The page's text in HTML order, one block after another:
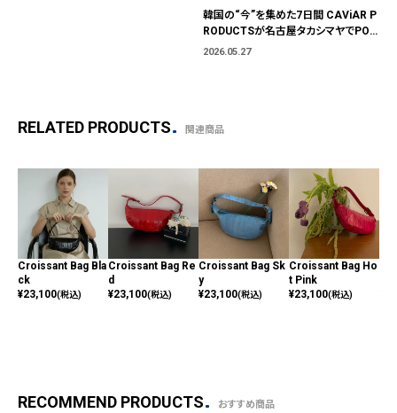
韓国の“今”を集めた7日間 CAViAR P
RODUCTSが名古屋タカシマヤでPOP
UP開催
2026.05.27
RELATED PRODUCTS 関連商品
Croissant Bag Bla
ck
¥23,100(税込)
Croissant Bag Re
d
¥23,100(税込)
Croissant Bag Sk
y
¥23,100(税込)
Croissant Bag Ho
t Pink
¥23,100(税込)
RECOMMEND PRODUCTS おすすめ商品